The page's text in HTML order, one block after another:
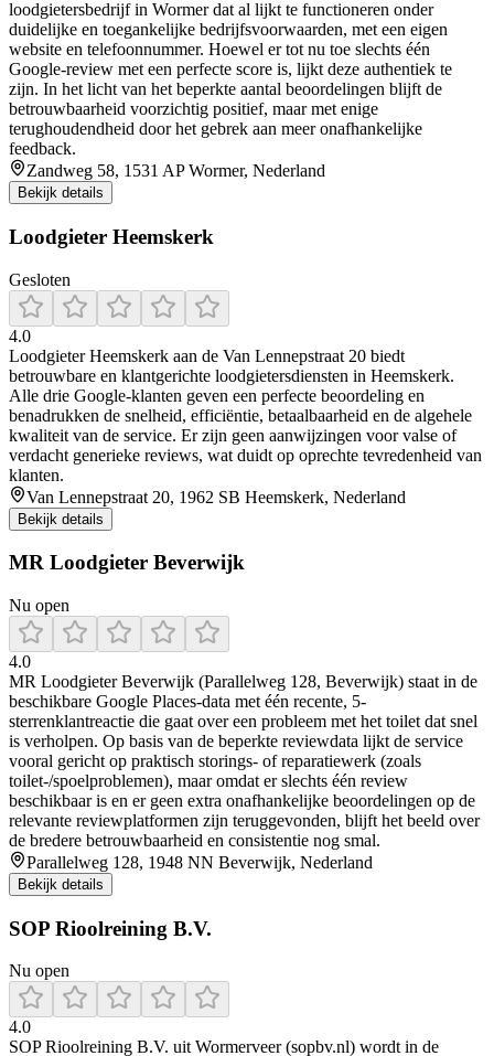
loodgietersbedrijf in Wormer dat al lijkt te functioneren onder
duidelijke en toegankelijke bedrijfsvoorwaarden, met een eigen
website en telefoonnummer. Hoewel er tot nu toe slechts één
Google‑review met een perfecte score is, lijkt deze authentiek te
zijn. In het licht van het beperkte aantal beoordelingen blijft de
betrouwbaarheid voorzichtig positief, maar met enige
terughoudendheid door het gebrek aan meer onafhankelijke
feedback.
Zandweg 58, 1531 AP Wormer, Nederland
Bekijk details
Loodgieter Heemskerk
Gesloten
4.0
Loodgieter Heemskerk aan de Van Lennepstraat 20 biedt
betrouwbare en klantgerichte loodgietersdiensten in Heemskerk.
Alle drie Google-klanten geven een perfecte beoordeling en
benadrukken de snelheid, efficiëntie, betaalbaarheid en de algehele
kwaliteit van de service. Er zijn geen aanwijzingen voor valse of
verdacht generieke reviews, wat duidt op oprechte tevredenheid van
klanten.
Van Lennepstraat 20, 1962 SB Heemskerk, Nederland
Bekijk details
MR Loodgieter Beverwijk
Nu open
4.0
MR Loodgieter Beverwijk (Parallelweg 128, Beverwijk) staat in de
beschikbare Google Places-data met één recente, 5-
sterrenklantreactie die gaat over een probleem met het toilet dat snel
is verholpen. Op basis van de beperkte reviewdata lijkt de service
vooral gericht op praktisch storings- of reparatiewerk (zoals
toilet-/spoelproblemen), maar omdat er slechts één review
beschikbaar is en er geen extra onafhankelijke beoordelingen op de
relevante reviewplatformen zijn teruggevonden, blijft het beeld over
de bredere betrouwbaarheid en consistentie nog smal.
Parallelweg 128, 1948 NN Beverwijk, Nederland
Bekijk details
SOP Rioolreining B.V.
Nu open
4.0
SOP Rioolreining B.V. uit Wormerveer (sopbv.nl) wordt in de